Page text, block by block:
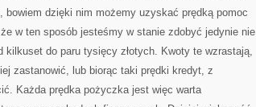
bowiem dzięki nim możemy uzyskać prędką pomoc
w ten sposób jesteśmy w stanie zdobyć jedynie nie
do paru tysięcy złotych. Kwoty te wzrastają,
zastanowić, lub biorąc taki prędki kredyt, z
Każda prędka pożyczka jest więc warta